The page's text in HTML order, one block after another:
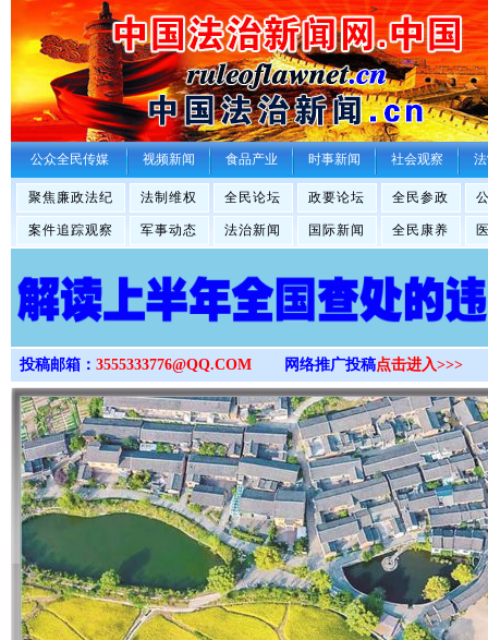
>
公众全民传媒 视频新闻 食品产业 时事新闻 社会观察
聚焦廉政法纪 法制维权 全民论坛 政要论坛 全民参政
案件追踪观察 军事动态 法治新闻 国际新闻 全民康养
投稿邮箱： 3555333776@QQ.COM 网络推广投稿点击进入>>>